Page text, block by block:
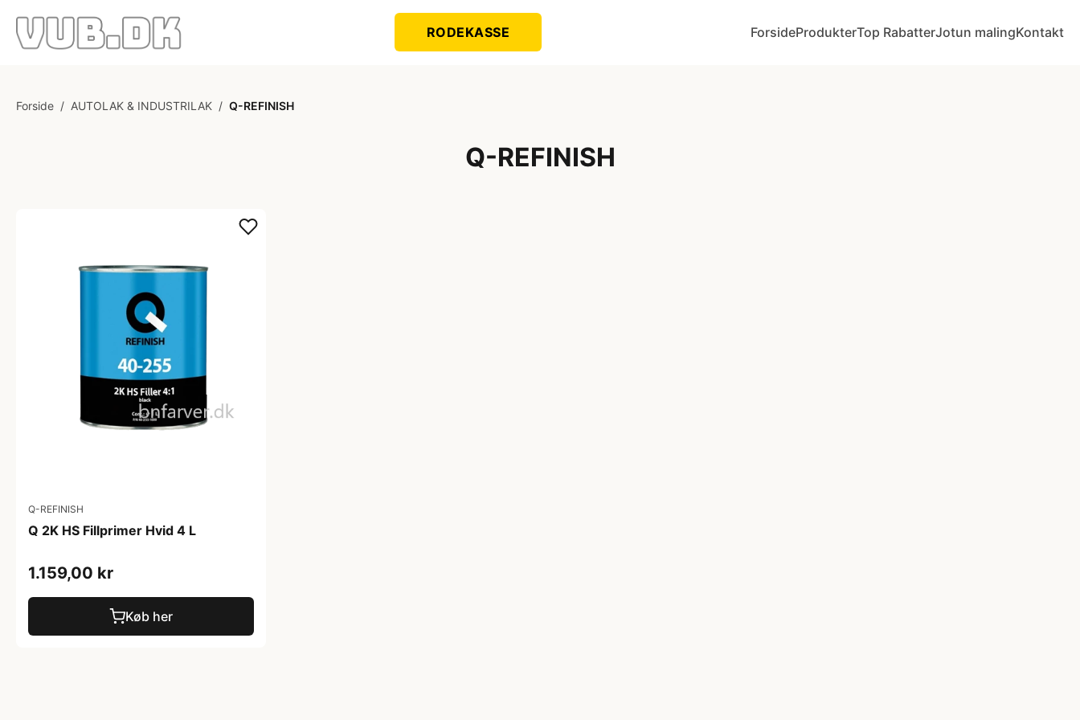
RODEKASSE ForsideProdukterTop RabatterJotun malingKontakt
Forside / AUTOLAK & INDUSTRILAK / Q-REFINISH
Q-REFINISH
Q-REFINISH
Q 2K HS Fillprimer Hvid 4 L
1.159,00 kr
Køb her